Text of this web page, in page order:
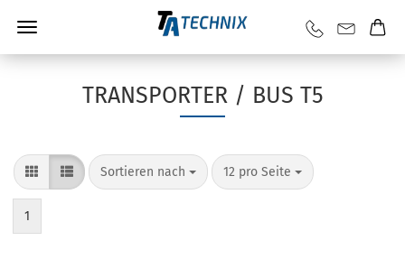
TRANSPORTER / BUS T5
Sortieren nach 12 pro Seite
1